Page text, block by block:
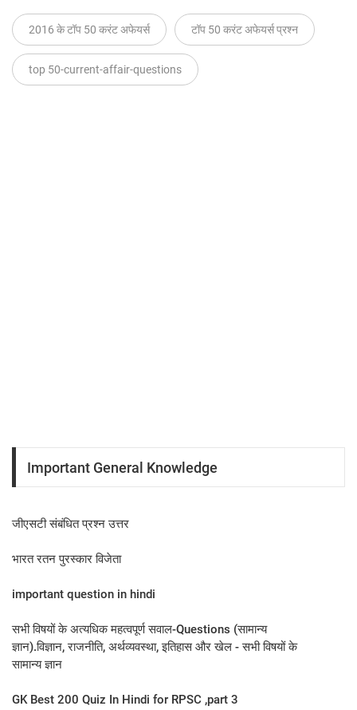
2016 के टॉप 50 करंट अफेयर्स टॉप 50 करंट अफेयर्स प्रश्न
top 50-current-affair-questions
Important General Knowledge
जीएसटी संबंधित प्रश्न उत्तर
भारत रतन पुरस्कार विजेता
important question in hindi
सभी विषयों के अत्यधिक महत्वपूर्ण सवाल-Questions (सामान्य
ज्ञान).विज्ञान, राजनीति, अर्थव्यवस्था, इतिहास और खेल - सभी विषयों के
सामान्य ज्ञान
GK Best 200 Quiz In Hindi for RPSC ,part 3